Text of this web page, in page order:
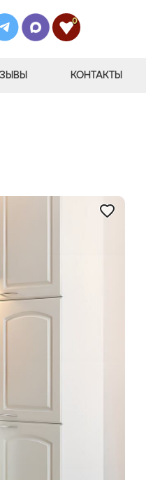
0
КОНТАКТЫ